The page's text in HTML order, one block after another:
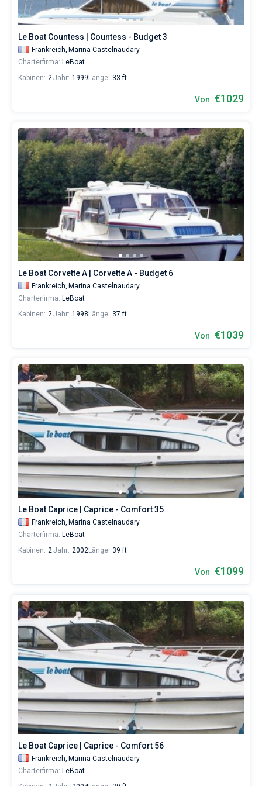
Liebhaber
eines
Urlaubs
als
auch
Segler,
ohne
Segel
nicht
vorstellen.
Nahe
Marina
Castelnaudary .
Le Boat Countess | Countess - Budget 3
Frankreich, Marina Castelnaudary
Charterfirma: LeBoat
Kabinen: 2Jahr: 1999 Länge: 33 ft
Von €1029
Le Boat Corvette A | Corvette A - Budget 6
Frankreich, Marina Castelnaudary
Charterfirma: LeBoat
Kabinen: 2Jahr: 1998 Länge: 37 ft
Von €1039
Le Boat Caprice | Caprice - Comfort 35
Frankreich, Marina Castelnaudary
Charterfirma: LeBoat
Kabinen: 2Jahr: 2002Länge: 39 ft
Von €1099
Le Boat Caprice | Caprice - Comfort 56
Frankreich, Marina Castelnaudary
Charterfirma: LeBoat